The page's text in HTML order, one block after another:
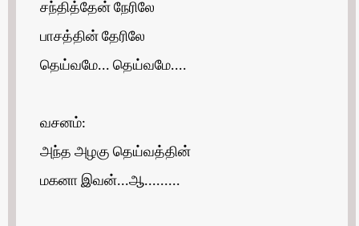
சந்தித்தேன் நேரிலே
பாசத்தின் தேரிலே
தெய்வமே... தெய்வமே....
வசனம்:
அந்த அழகு தெய்வத்தின்
மகனா இவன்...ஆ.........